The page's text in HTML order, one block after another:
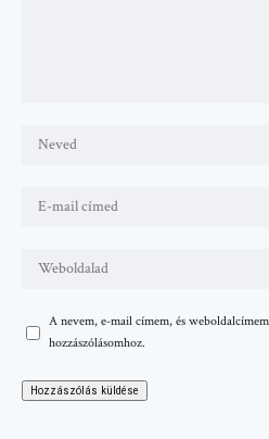
A nevem, e-mail címem, és
hozzászólásomhoz.